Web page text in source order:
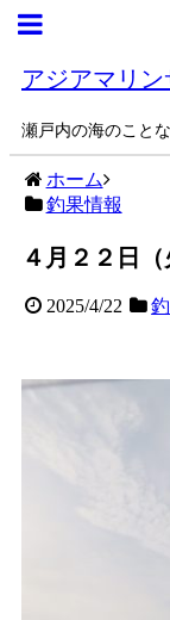
アジアマリ
瀬戸内の海のこと
ホーム
釣果情報
４月２２日
2025/4/22